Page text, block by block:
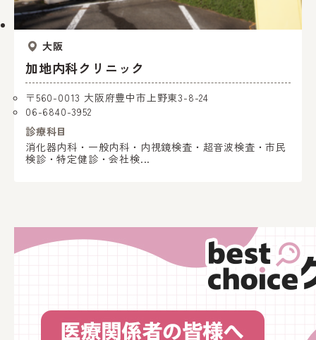
大阪
加地内科クリニック
〒560-0013 大阪府豊中市上野東3-8-24
06-6840-3952
診療科目
消化器内科・一般内科・内視鏡検査・超音波検査・市民
検診・特定健診・会社検...